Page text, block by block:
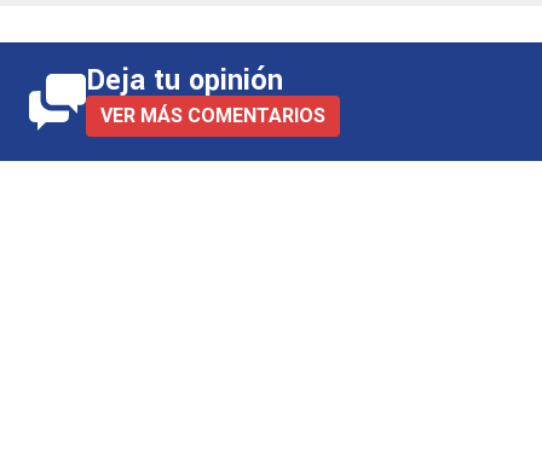
Deja tu opinión
VER MÁS COMENTARIOS